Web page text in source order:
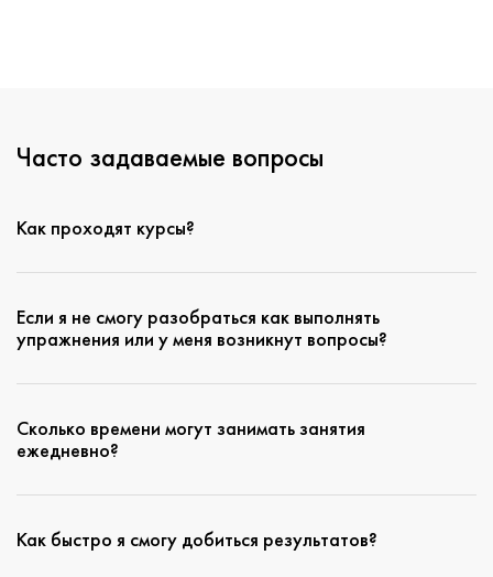
Часто задаваемые вопросы
Как проходят курсы?
Если я не смогу разобраться как выполнять
упражнения или у меня возникнут вопросы?
Сколько времени могут занимать занятия
ежедневно?
Как быстро я смогу добиться результатов?